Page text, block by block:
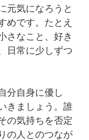
元気になろうと
めです。たとえ
さなこと、好き
日常に少しずつ
分自身に優し
きましょう。誰
の気持ちを否定
の人とのつなが